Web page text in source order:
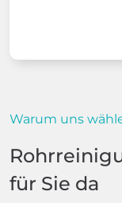
Warum uns
für Sie da